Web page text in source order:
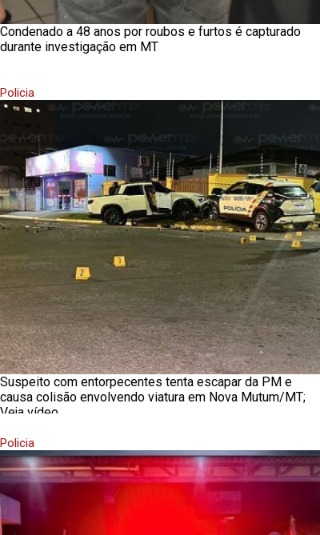
Condenado a 48 anos por roubos e furtos é capturado
durante investigação em MT
Policia
Suspeito com entorpecentes tenta escapar da PM e
causa colisão envolvendo viatura em Nova Mutum/MT;
Veja vídeo
Policia